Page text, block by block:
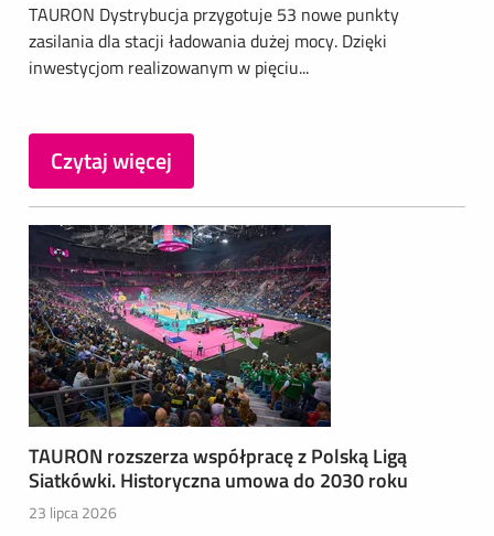
TAURON Dystrybucja przygotuje 53 nowe punkty
zasilania dla stacji ładowania dużej mocy. Dzięki
inwestycjom realizowanym w pięciu...
Czytaj więcej
TAURON rozszerza współpracę z Polską Ligą
Siatkówki. Historyczna umowa do 2030 roku
23 lipca 2026